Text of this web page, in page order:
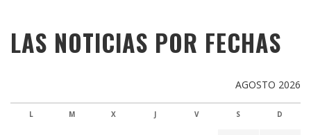
LAS NOTICIAS POR FECHAS
AGOSTO 2026
L M X J V S D